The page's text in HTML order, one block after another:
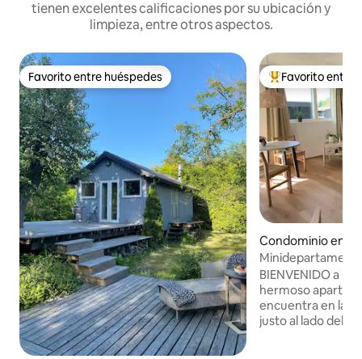
tienen excelentes calificaciones por su ubicación y
limpieza, entre otros aspectos.
Favorito entre huéspedes
Favorito entre huéspedes De los mejores
Favorito entre
Condominio en
americana y
BIENVENIDO a
hermoso
encuentra en la
justo al lado del